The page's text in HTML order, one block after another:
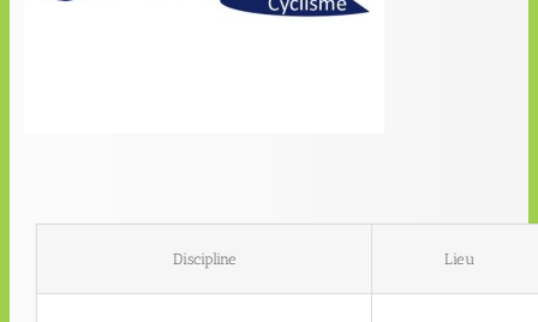
Discipline Lieu